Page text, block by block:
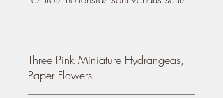
Three Pink Miniature Hydrangeas,
Paper Flowers